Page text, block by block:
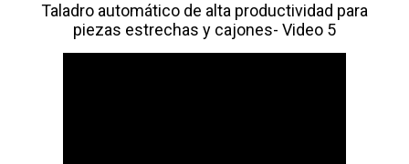
Taladro automático de alta productividad para
piezas estrechas y cajones- Video 5